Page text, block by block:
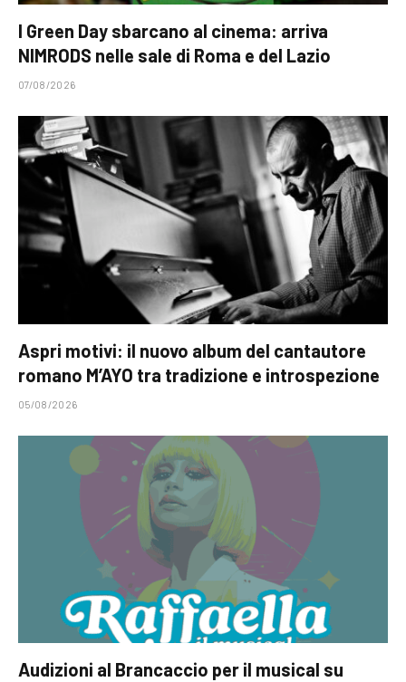
I Green Day sbarcano al cinema: arriva
NIMRODS nelle sale di Roma e del Lazio
07/08/2026
Aspri motivi: il nuovo album del cantautore
romano M’AYO tra tradizione e introspezione
05/08/2026
Audizioni al Brancaccio per il musical su